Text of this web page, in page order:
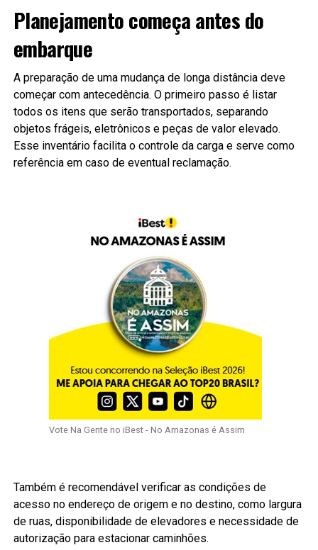
Planejamento começa antes do
embarque
A preparação de uma mudança de longa distância deve
começar com antecedência. O primeiro passo é listar
todos os itens que serão transportados, separando
objetos frágeis, eletrônicos e peças de valor elevado.
Esse inventário facilita o controle da carga e serve como
referência em caso de eventual reclamação.
Vote Na Gente no iBest - No Amazonas é Assim
Também é recomendável verificar as condições de
acesso no endereço de origem e no destino, como largura
de ruas, disponibilidade de elevadores e necessidade de
autorização para estacionar caminhões.